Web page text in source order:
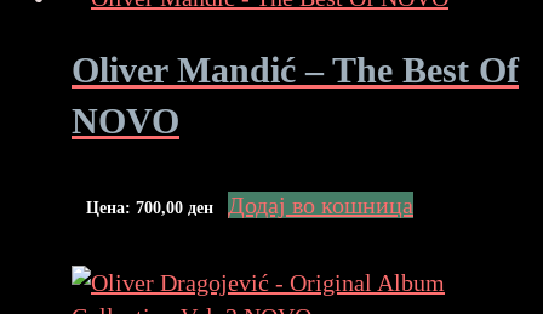
Oliver Mandić – The Best Of
NOVO
Цена: 700,00 ден Додај во кошница